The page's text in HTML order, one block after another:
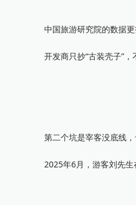
中国旅游研究院的数据更
开发商只抄“古装壳子”，
第二个坑是宰客没底线，
2025年6月，游客刘先生